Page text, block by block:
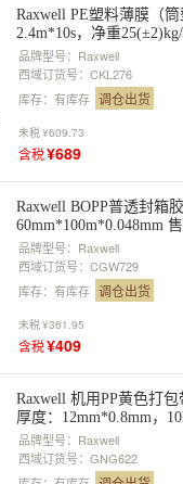
Raxwell PE塑料薄膜（
2.4m*10s，净重
1.2m 展开单层宽2.4m 对
卷
品牌型号：Raxwell
西域订货号：CKL276
库存：有库存 调仓出货
未税¥609.73
含税¥689
Raxwell BOPP普透封箱
60mm*100m*0.048mm
品牌型号：Raxwell
西域订货号：CGW729
库存：有库存 调仓出货
未税¥361.95
含税¥409
Raxwell 机用PP黄色打
厚度：12mm*0.8mm，
规格：1卷
品牌型号：Raxwell
西域订货号：GNG622